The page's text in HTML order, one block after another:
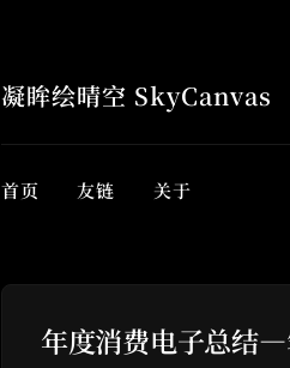
凝眸绘晴空 SkyCanvas
首页 友链 关于
年度消费电子总结